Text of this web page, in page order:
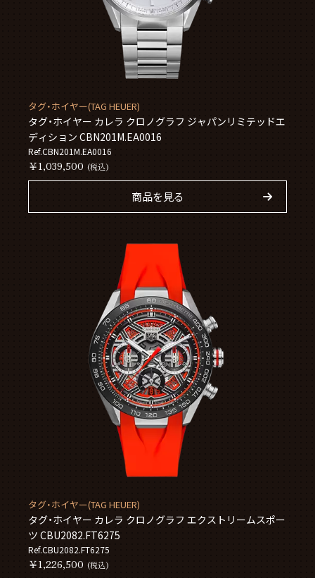
タグ・ホイヤー(TAG HEUER)
タグ・ホイヤー カレラ クロノグラフ ジャパンリミテッドエ
ディション CBN201M.EA0016
Ref.CBN201M.EA0016
￥1,039,500 (税込)
商品を見る
タグ・ホイヤー(TAG HEUER)
タグ・ホイヤー カレラ クロノグラフ エクストリームスポー
ツ CBU2082.FT6275
Ref.CBU2082.FT6275
￥1,226,500 (税込)